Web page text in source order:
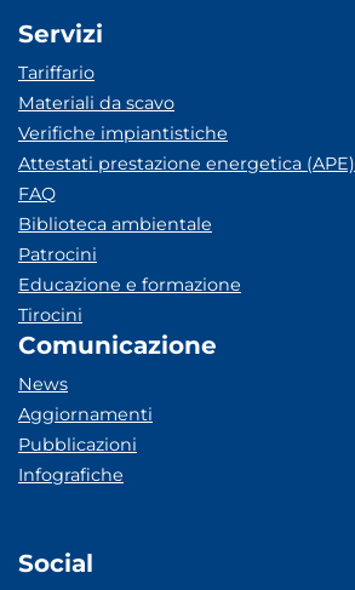
Servizi
Tariffario
Materiali da scavo
Verifiche impiantistiche
Attestati prestazione energetica (APE)
FAQ
Biblioteca ambientale
Patrocini
Educazione e formazione
Tirocini
Comunicazione
News
Aggiornamenti
Pubblicazioni
Infografiche
Social